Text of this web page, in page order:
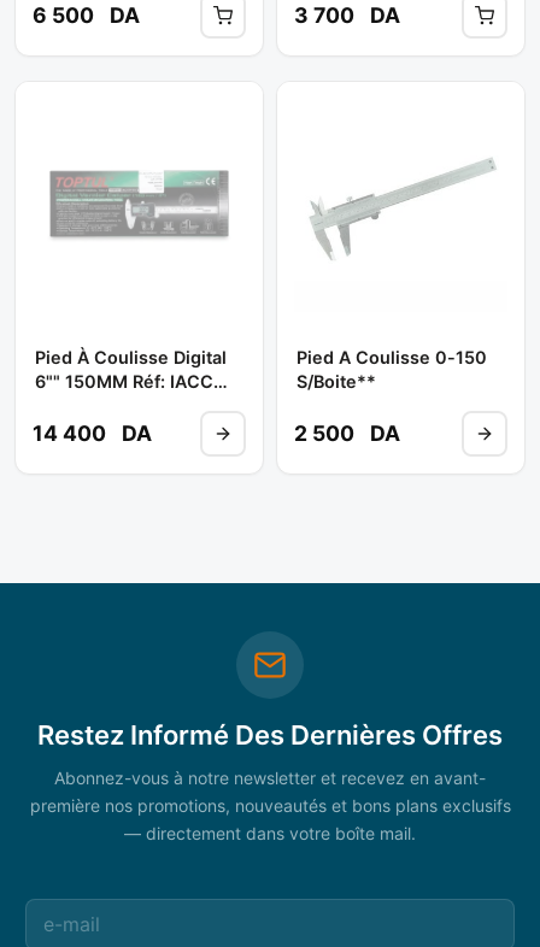
6 500 DA 3 700 DA
Pied À Coulisse Digital
6"" 150MM Réf: IACC
14 400 DA
Pied A Coulisse 0-150
S/boite**
2 500 DA
Restez Informé Des Dernières Offres
Abonnez-vous à notre newsletter et recevez en avant-
première nos promotions, nouveautés et bons plans exclusifs
— directement dans votre boîte mail.